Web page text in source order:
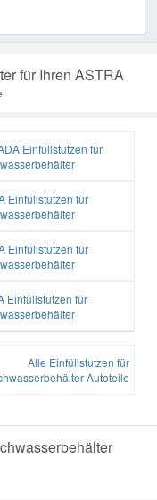
für Ihren ASTRA
Einfüllstutzen für
Einfüllstutzen für
Einfüllstutzen für
Einfüllstutzen für
Alle Einfüllstutzen für
Autoteile